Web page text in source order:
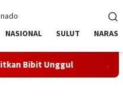
NASIONAL SULUT NARASI
Jaga Listrik Andal